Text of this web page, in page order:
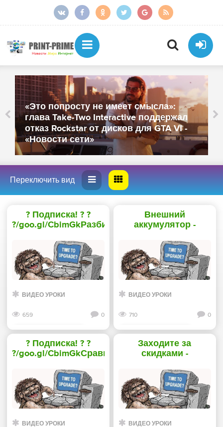
«Это попросту не имеет смысла»:
глава Take-Two Interactive поддержал
отказ Rockstar от дисков для GTA VI -
«Новости сети»
? Подписка! ? ?
?/goo.gl/CbimGkРазбираемся
ВИДЕО УРОКИ
659 0
Смотреть дальше
Внешний
аккумулятор -
ВИДЕО УРОКИ
710 0
Смотреть дальше
? Подписка! ? ?
?/goo.gl/CbimGkСравниваем
ВИДЕО УРОКИ
Заходите за
скидками -
ВИДЕО УРОКИ